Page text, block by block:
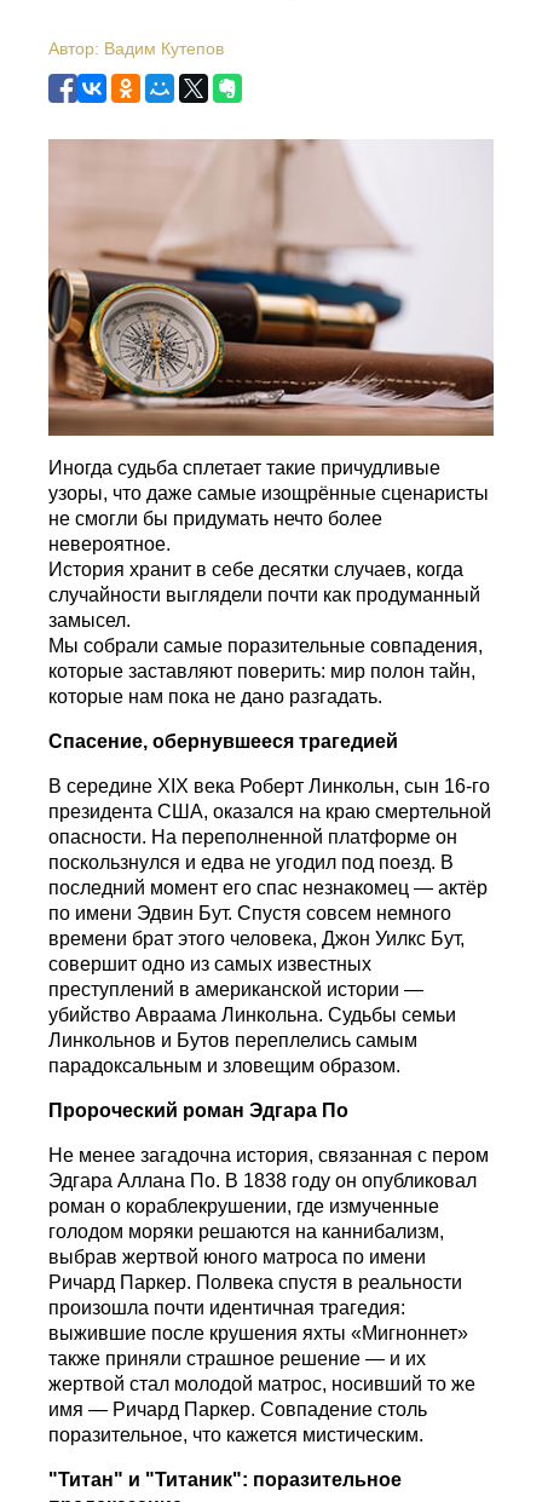
Автор: Вадим Кутепов
Иногда судьба сплетает такие причудливые
узоры, что даже самые изощрённые сценаристы
не смогли бы придумать нечто более
невероятное.
История хранит в себе десятки случаев, когда
случайности выглядели почти как продуманный
замысел.
Мы собрали самые поразительные совпадения,
которые заставляют поверить: мир полон тайн,
которые нам пока не дано разгадать.
Спасение, обернувшееся трагедией
В середине XIX века Роберт Линкольн, сын 16-го
президента США, оказался на краю смертельной
опасности. На переполненной платформе он
поскользнулся и едва не угодил под поезд. В
последний момент его спас незнакомец — актёр
по имени Эдвин Бут. Спустя совсем немного
времени брат этого человека, Джон Уилкс Бут,
совершит одно из самых известных
преступлений в американской истории —
убийство Авраама Линкольна. Судьбы семьи
Линкольнов и Бутов переплелись самым
парадоксальным и зловещим образом.
Пророческий роман Эдгара По
Не менее загадочна история, связанная с пером
Эдгара Аллана По. В 1838 году он опубликовал
роман о кораблекрушении, где измученные
голодом моряки решаются на каннибализм,
выбрав жертвой юного матроса по имени
Ричард Паркер. Полвека спустя в реальности
произошла почти идентичная трагедия:
выжившие после крушения яхты «Мигноннет»
также приняли страшное решение — и их
жертвой стал молодой матрос, носивший то же
имя — Ричард Паркер. Совпадение столь
поразительное, что кажется мистическим.
"Титан" и "Титаник": поразительное